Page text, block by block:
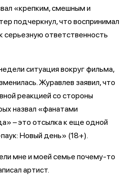
«крепким, смешным и
подчеркнул, что воспринимал
серьезную ответственность
ситуация вокруг фильма,
Журавлев заявил, что
реакцией со стороны
назвал «фанатами
– это отсылка к еще одной
Новый день» (18+).
мне и моей семье почему-то
артист.